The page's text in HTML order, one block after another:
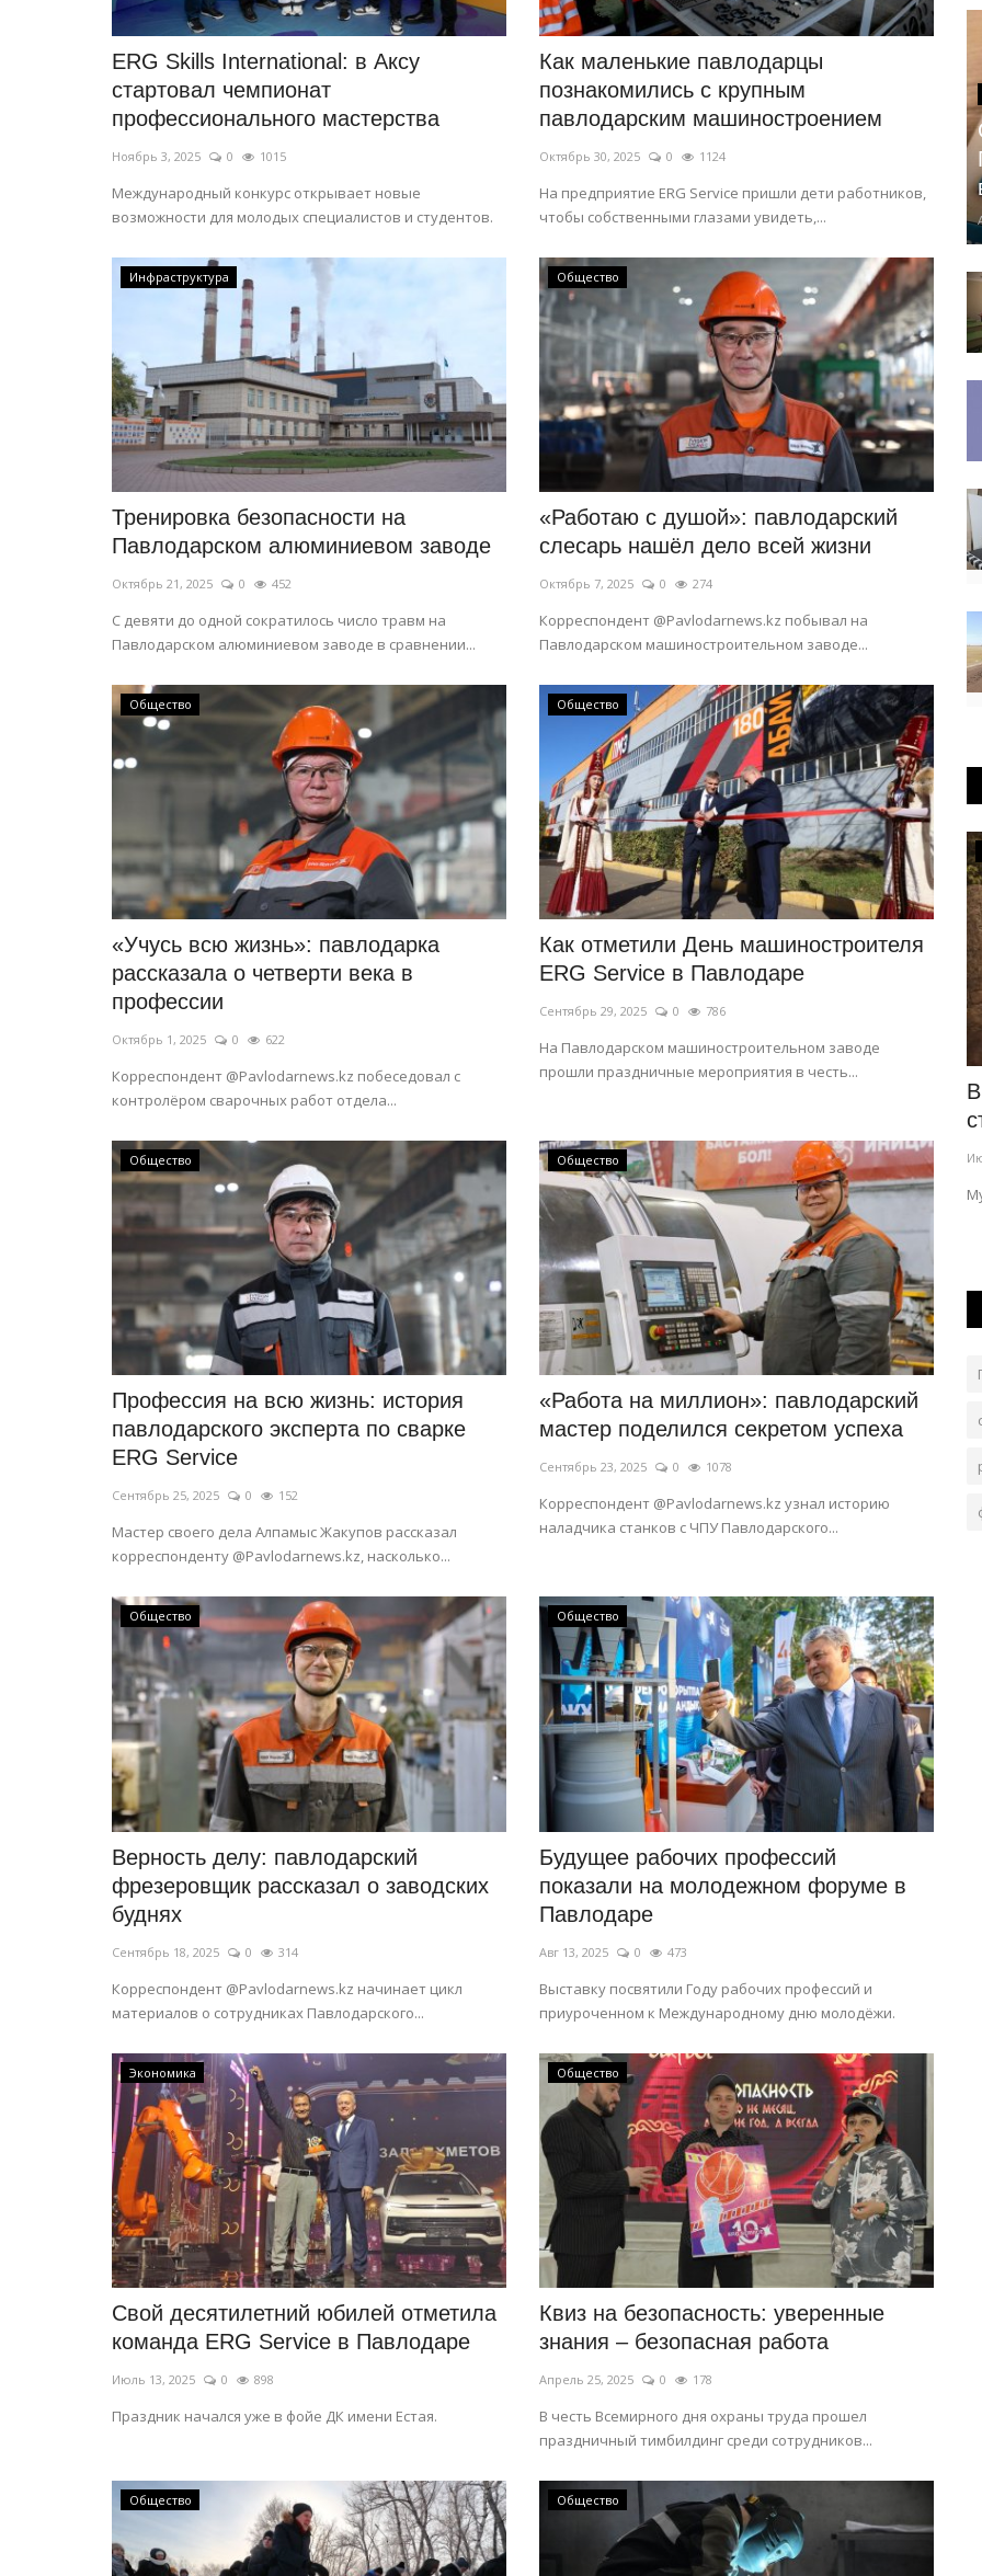
ERG Skills International: в Аксу
стартовал чемпионат
профессионального мастерства
Ноябрь 3, 2025 0 1015
Международный конкурс открывает новые
возможности для молодых специалистов и студентов.
Как маленькие павлодарцы
познакомились с крупным
павлодарским машиностроением
Октябрь 30, 2025 0 1124
На предприятие ERG Service пришли дети работников,
чтобы собственными глазами увидеть,...
Инфраструктура
Тренировка безопасности на
Павлодарском алюминиевом заводе
Октябрь 21, 2025 0 452
С девяти до одной сократилось число травм на
Павлодарском алюминиевом заводе в сравнении...
Общество
«Работаю с душой»: павлодарский
слесарь нашёл дело всей жизни
Октябрь 7, 2025 0 274
Корреспондент @Pavlodarnews.kz побывал на
Павлодарском машиностроительном заводе...
Общество
«Учусь всю жизнь»: павлодарка
рассказала о четверти века в
профессии
Октябрь 1, 2025 0 622
Корреспондент @Pavlodarnews.kz побеседовал с
контролёром сварочных работ отдела...
Общество
Как отметили День машиностроителя
ERG Service в Павлодаре
Сентябрь 29, 2025 0 786
На Павлодарском машиностроительном заводе
прошли праздничные мероприятия в честь...
Общество
Профессия на всю жизнь: история
павлодарского эксперта по сварке
ERG Service
Сентябрь 25, 2025 0 152
Мастер своего дела Алпамыс Жакупов рассказал
корреспонденту @Pavlodarnews.kz, насколько...
Общество
«Работа на миллион»: павлодарский
мастер поделился секретом успеха
Сентябрь 23, 2025 0 1078
Корреспондент @Pavlodarnews.kz узнал историю
наладчика станков с ЧПУ Павлодарского...
Общество
Верность делу: павлодарский
фрезеровщик рассказал о заводских
буднях
Сентябрь 18, 2025 0 314
Корреспондент @Pavlodarnews.kz начинает цикл
материалов о сотрудниках Павлодарского...
Общество
Будущее рабочих профессий
показали на молодежном форуме в
Павлодаре
Авг 13, 2025 0 473
Выставку посвятили Году рабочих профессий и
приуроченном к Международному дню молодёжи.
Экономика
Свой десятилетний юбилей отметила
команда ERG Service в Павлодаре
Июль 13, 2025 0 898
Праздник начался уже в фойе ДК имени Естая.
Общество
Квиз на безопасность: уверенные
знания – безопасная работа
Апрель 25, 2025 0 178
В честь Всемирного дня охраны труда прошел
праздничный тимбилдинг среди сотрудников...
Общество Общество
Секреты профессии
Секреты профессии: пожарный
Авг 9, 2025 2188
В условиях жары, летние грозы и последующие
пожары, грозят спалить лес.
Образование
Июль 24, 2026
Особое место занимают авторские проекты, не
имеющие готовых аналогов.